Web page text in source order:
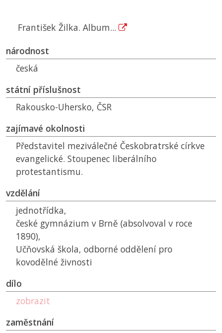
František Žilka. Album...
národnost
česká
státní příslušnost
Rakousko-Uhersko, ČSR
zajímavé okolnosti
Představitel meziválečné Českobratrské církve
evangelické. Stoupenec liberálního
protestantismu.
vzdělání
jednotřídka,
české gymnázium v Brně (absolvoval v roce
1890),
Učňovská škola, odborné oddělení pro
kovodělné živnosti
dílo
zobrazit
zaměstnání